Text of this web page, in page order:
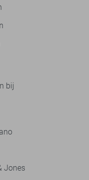
bij
Jones